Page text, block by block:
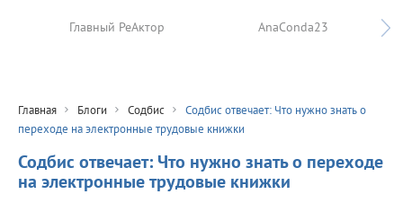
Главный РеАктор AnaConda23
Главная Блоги Содбис
Содбис отвечает: Что нужно знать о
переходе на электронные трудовые книжки
Содбис отвечает: Что нужно знать о переходе
на электронные трудовые книжки